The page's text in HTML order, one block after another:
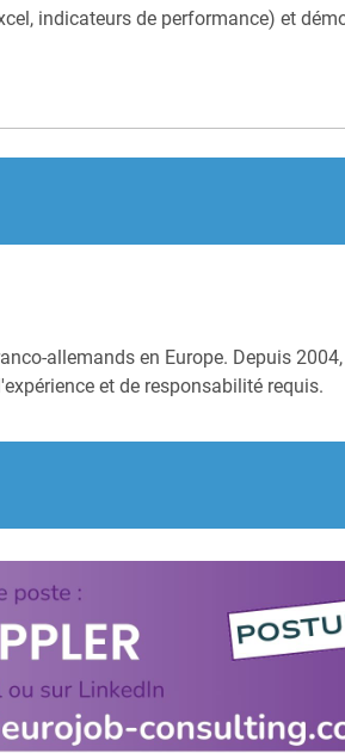
indicateurs de performance) et
allemands en Europe. Depuis
et de responsabilité requis.